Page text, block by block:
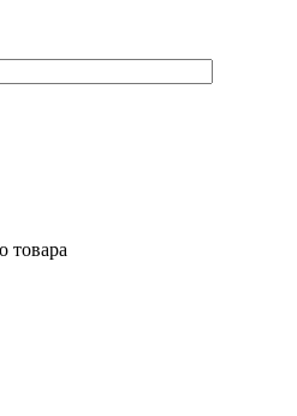
товара